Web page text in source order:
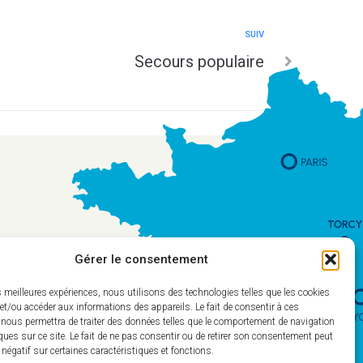
Gérer le consentement
meilleures expériences, nous utilisons des technologies telles que les cookies
ou accéder aux informations des appareils. Le fait de consentir à ces
permettra de traiter des données telles que le comportement de navigation
sur ce site. Le fait de ne pas consentir ou de retirer son consentement peut
négatif sur certaines caractéristiques et fonctions.
SUIV
Secours populaire